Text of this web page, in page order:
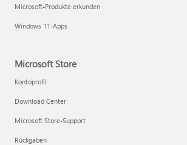
Microsoft-Produkte erkunden
Windows 11-Apps
Microsoft Store
Kontoprofil
Download Center
Microsoft Store-Support
Rückgaben